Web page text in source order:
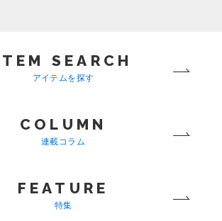
SEARCH
アイテムを探す
COLUMN
連載コラム
FEATURE
特集